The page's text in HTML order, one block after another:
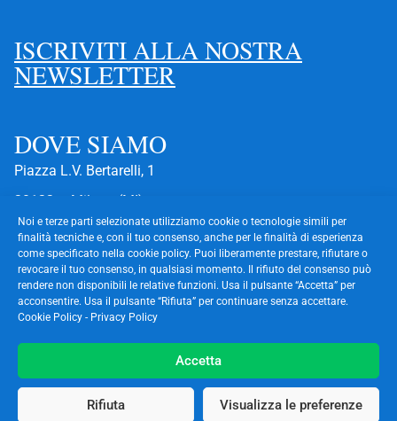
Noi e terze parti selezionate utilizziamo cookie o tecnologie simili per
finalità tecniche e, con il tuo consenso, anche per le finalità di esperienza
come specificato nella cookie policy. Puoi liberamente prestare, rifiutare o
revocare il tuo consenso, in qualsiasi momento. Il rifiuto del consenso può
rendere non disponibili le relative funzioni. Usa il pulsante “Accetta” per
acconsentire. Usa il pulsante “Rifiuta” per continuare senza accettare.
Cookie Policy - Privacy Policy
Accetta
Rifiuta Visualizza le preferenze
ISCRIVITI ALLA NOSTRA
NEWSLETTER
DOVE SIAMO
Piazza L.V. Bertarelli, 1
20122 – Milano (MI)
I NOSTRI DATI
C.F.SLVLRD63B10A285X
P.IVA01536830126
Privacy Policy